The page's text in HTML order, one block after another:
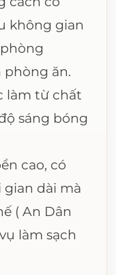
không gian
phòng ăn.
làm từ chất
sáng bóng
cao, có
dài mà
( An Dân
làm sạch